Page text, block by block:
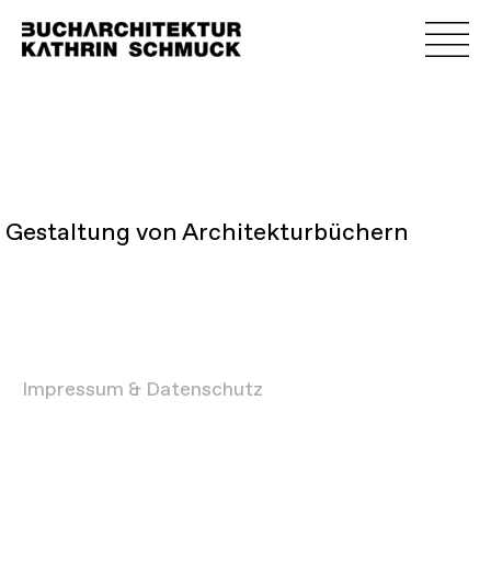
Gestaltung von Architekturbüchern
Impressum & Datenschutz